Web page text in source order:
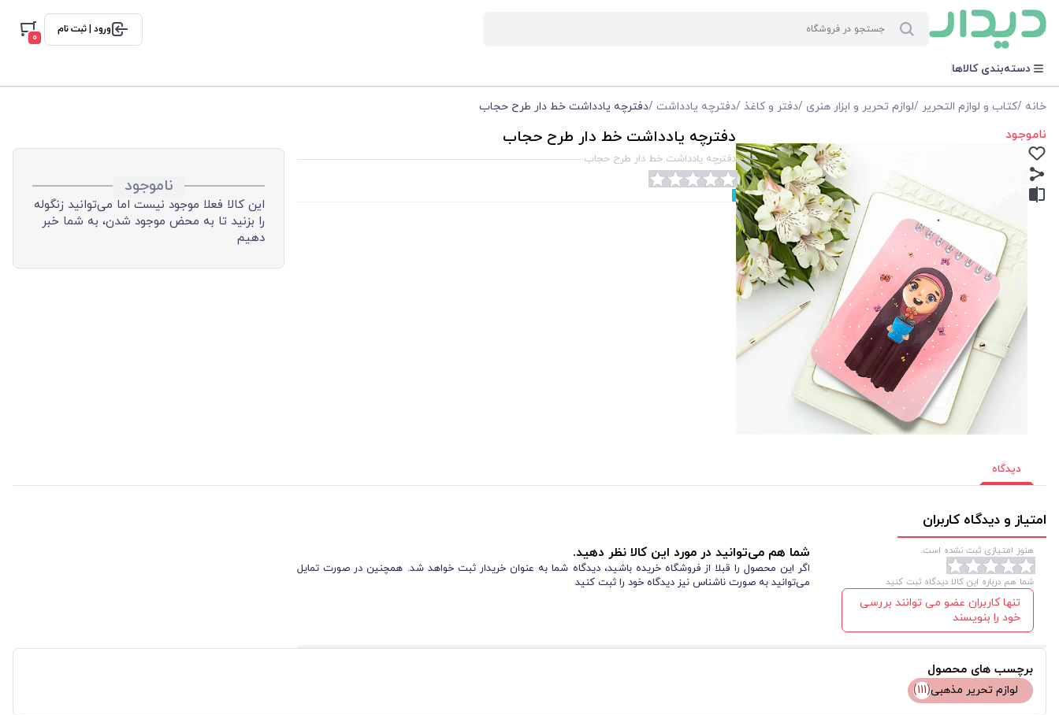
ورود | ثبت نام
0
دسته‌بندی کالاها
خانه /کتاب و لوازم التحریر /لوازم تحریر و ابزار هنری /دفتر و کاغذ /دفترچه یادداشت /دفترچه یادداشت خط دار طرح حجاب
ناموجود دفترچه یادداشت خط دار طرح حجاب
دفترچه یادداشت خط دار طرح حجاب
ناموجود
این کالا فعلا موجود نیست اما می‌توانید زنگوله
را بزنید تا به محض موجود شدن، به شما خبر
دهیم
دیدگاه
امتیاز و دیدگاه کاربران
هنوز امتیازی ثبت نشده است.
شما هم درباره این کالا دیدگاه ثبت کنید
تنها کاربران عضو می توانند بررسی
خود را بنویسند
شما هم می‌توانید در مورد این کالا نظر دهید.
اگر این محصول را قبلا از فروشگاه خریده باشید، دیدگاه شما به عنوان خریدار ثبت خواهد شد. همچنین در صورت تمایل
می‌توانید به صورت ناشناس نیز دیدگاه خود را ثبت کنید
برچسب های محصول
لوازم تحریر مذهبی(111)